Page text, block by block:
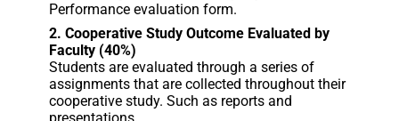
Performance evaluation form.
2. Cooperative Study Outcome Evaluated by
Faculty (40%)
Students are evaluated through a series of
assignments that are collected throughout their
cooperative study. Such as reports and